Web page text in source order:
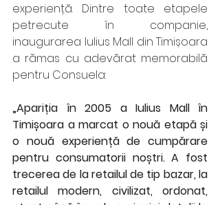
experiență. Dintre toate etapele
petrecute în companie,
inaugurarea Iulius Mall din Timișoara
a rămas cu adevărat memorabilă
pentru Consuela:
„Apariția în 2005 a Iulius Mall în
Timișoara a marcat o nouă etapă și
o nouă experiență de cumpărare
pentru consumatorii noștri. A fost
trecerea de la retailul de tip bazar, la
retailul modern, civilizat, ordonat,